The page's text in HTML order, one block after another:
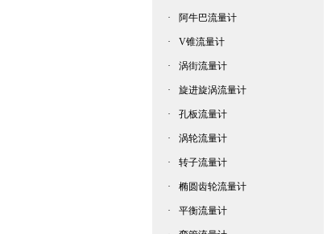
· 阿牛巴流量计
· V锥流量计
· 涡街流量计
· 旋进旋涡流量计
· 孔板流量计
· 涡轮流量计
· 转子流量计
· 椭圆齿轮流量计
· 平衡流量计